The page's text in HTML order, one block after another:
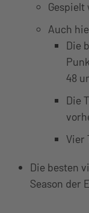
Auch
Die
48
Die
Vier
Die besten
Season der